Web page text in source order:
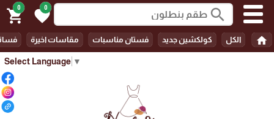
Select Language ▼
search
0
favorite
0
shopping_cart
home الكل كولكشين جديد فستان مناسبات مقاسات اخيرة